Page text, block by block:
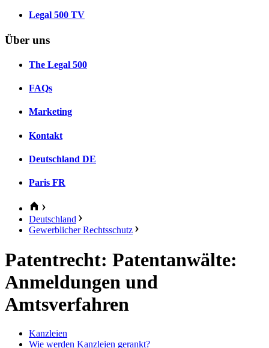
Legal 500 TV
Über uns
The Legal 500
FAQs
Marketing
Kontakt
Deutschland DE
Paris FR
Deutschland
Gewerblicher Rechtsschutz
Patentrecht: Patentanwälte:
Anmeldungen und
Amtsverfahren
Kanzleien
Wie werden Kanzleien gerankt?